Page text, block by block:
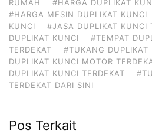
RUMAH
#HARGA DUPLIKAT
#HARGA MESIN DUPLIKAT KUNCI
KUNCI
#JASA DUPLIKAT KUNCI
DUPLIKAT KUNCI
#TEMPAT
TERDEKAT
#TUKANG DUPLIKAT
DUPLIKAT KUNCI MOTOR
DUPLIKAT KUNCI TERDEKAT
TERDEKAT DARI SINI
Pos Terkait